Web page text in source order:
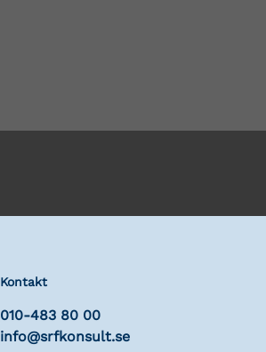
Kontakt
010-483 80 00
info@srfkonsult.se